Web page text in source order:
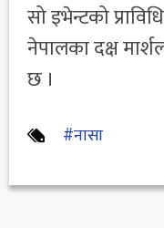
सो इभेन्टको
नेपालका दक्ष
छ ।
#नासा